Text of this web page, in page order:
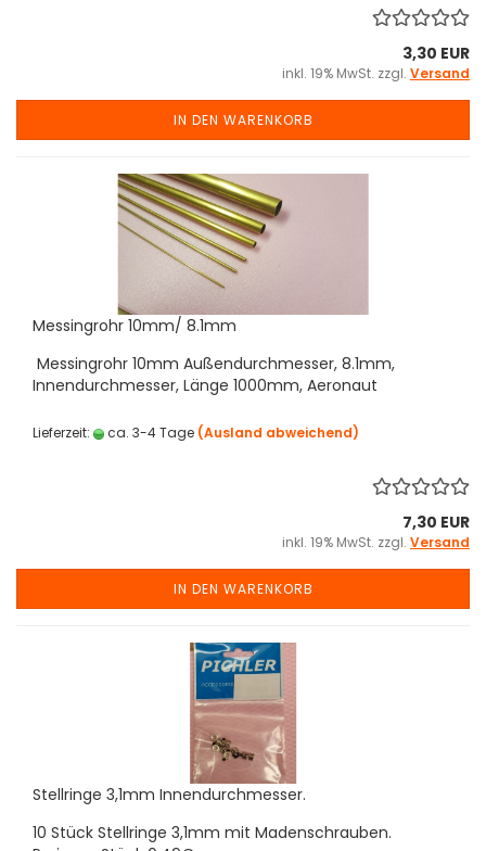
3,30 EUR
inkl. 19% MwSt. zzgl. Versand
IN DEN WARENKORB
Messingrohr 10mm/ 8.1mm
Messingrohr 10mm Außendurchmesser, 8.1mm,
Innendurchmesser, Länge 1000mm, Aeronaut
Lieferzeit: ca. 3-4 Tage (Ausland abweichend)
7,30 EUR
inkl. 19% MwSt. zzgl. Versand
IN DEN WARENKORB
Stellringe 3,1mm Innendurchmesser.
10 Stück Stellringe 3,1mm mit Madenschrauben.